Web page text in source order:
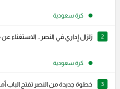
كرة سعودية
2 زلزال إداري في النصر.. الاستغناء
كرة سعودية
3
خطوة جديدة من النصر تفتح الباب